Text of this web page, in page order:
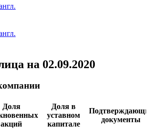
на 02.09.2020
Доля
акций
Доля в
уставном
капитале
документы